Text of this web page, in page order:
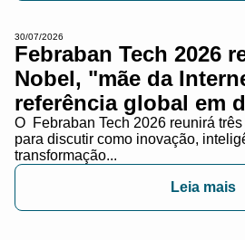
30/07/2026
Febraban Tech 2026
Nobel, "mãe da
referência global em
O Febraban Tech 2026 reunirá
para discutir como inovação,
transformação...
Leia mais